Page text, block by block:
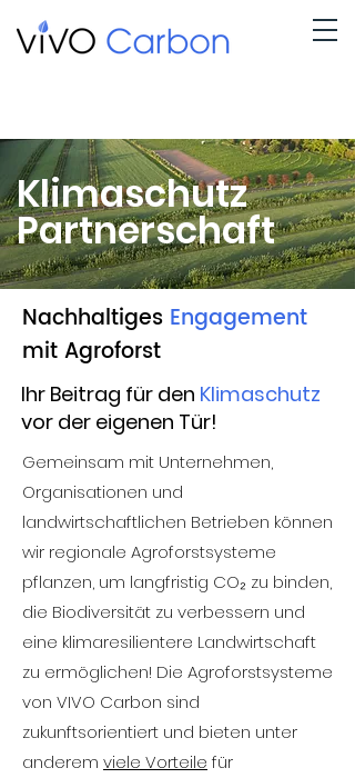
Klimaschutz
Partnerschaft
Nachhaltiges Engagement
mit Agroforst
Ihr Beitrag für den Klimaschutz
vor der eigenen Tür!
Gemeinsam mit Unternehmen,
Organisationen und
landwirtschaftlichen Betrieben können
wir regionale Agroforstsysteme
pflanzen, um langfristig CO₂ zu binden,
die Biodiversität zu verbessern und
eine klimaresilientere Landwirtschaft
zu ermöglichen! Die Agroforstsysteme
von VIVO Carbon sind
zukunftsorientiert und bieten unter
anderem viele Vorteile für